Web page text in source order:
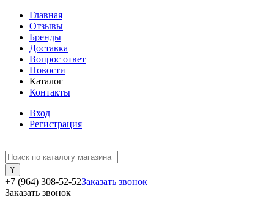
Главная
Отзывы
Бренды
Доставка
Вопрос ответ
Новости
Каталог
Контакты
Вход
Регистрация
+7 (964) 308-52-52Заказать звонок
Заказать звонок